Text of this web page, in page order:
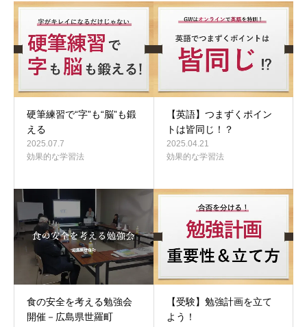
硬筆練習で“字”も“脳”も鍛
える
2025.07.7
効果的な学習法
【英語】つまずくポイン
トは皆同じ！？
2025.04.21
効果的な学習法
食の安全を考える勉強会
開催－広島県世羅町
【受験】勉強計画を立て
よう！